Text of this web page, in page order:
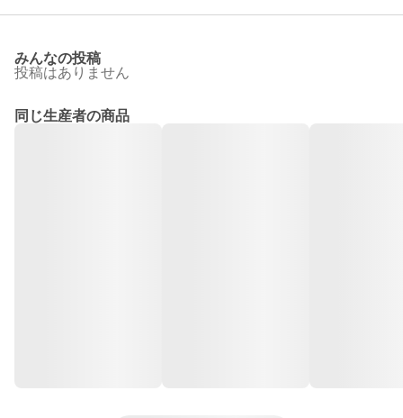
みんなの投稿
投稿はありません
同じ生産者の商品